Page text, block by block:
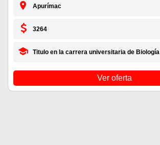
Apurímac
3264
Titulo en la carrera universitaria de Biología
Ver oferta